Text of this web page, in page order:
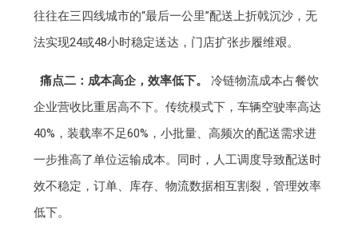
往往在三四线城市的“最后一公里”配送上折戟沉沙，无
法实现24或48小时稳定送达，门店扩张步履维艰。
痛点二：成本高企，效率低下。
冷链物流成本占餐饮
企业营收比重居高不下。传统模式下，车辆空驶率高达
40%，装载率不足60%，小批量、高频次的配送需求进
一步推高了单位运输成本。同时，人工调度导致配送时
效不稳定，订单、库存、物流数据相互割裂，管理效率
低下。